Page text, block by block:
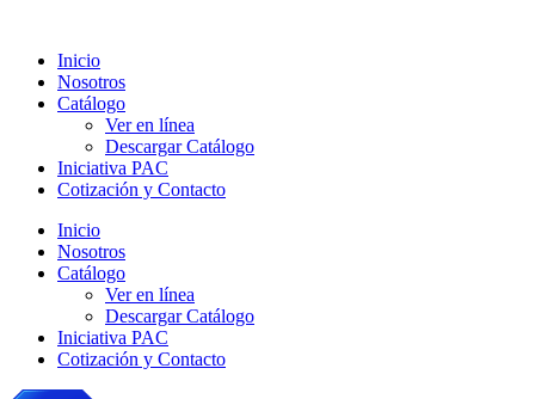
Inicio
Nosotros
Catálogo
Ver en línea
Descargar Catálogo
Iniciativa PAC
Cotización y Contacto
Inicio
Nosotros
Catálogo
Ver en línea
Descargar Catálogo
Iniciativa PAC
Cotización y Contacto